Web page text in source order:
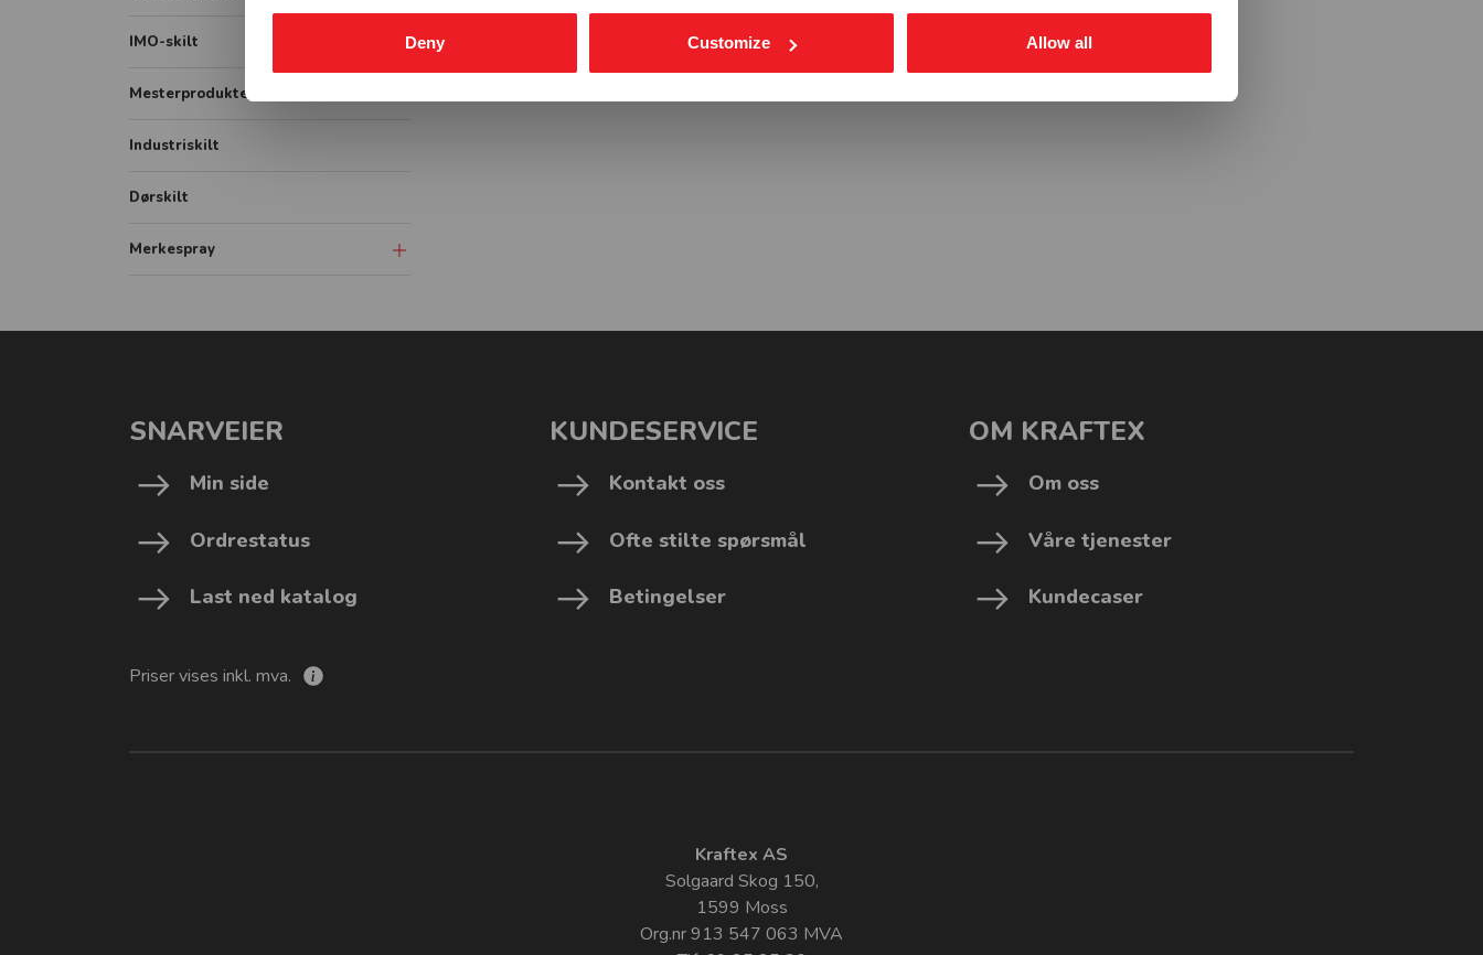
Deny Customize Allow all
Tunnelskilt
Varslingsutstyr
Container
Vassdrag målestav
Vassdrag opplysningsskilt
Vassdrag forbudsskilt
Vassdrag underskilt
IMO-skilt
IMO Safety signs
IMO Combination signs
Mesterprodukter
Industriskilt
Dørskilt
Merkespray
Linjemarkering
SNARVEIER
Min side
Ordrestatus
Last ned katalog
KUNDESERVICE
Kontakt oss
Ofte stilte spørsmål
Betingelser
OM KRAFTEX
Om oss
Våre tjenester
Kundecaser
Priser vises inkl. mva.
Kraftex AS
Solgaard Skog 150,
1599 Moss
Org.nr 913 547 063 MVA